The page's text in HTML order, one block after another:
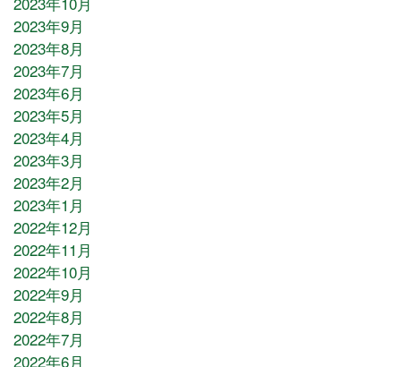
2023年9月
2023年8月
2023年7月
2023年6月
2023年5月
2023年4月
2023年3月
2023年2月
2023年1月
2022年12月
2022年11月
2022年10月
2022年9月
2022年8月
2022年7月
2022年6月